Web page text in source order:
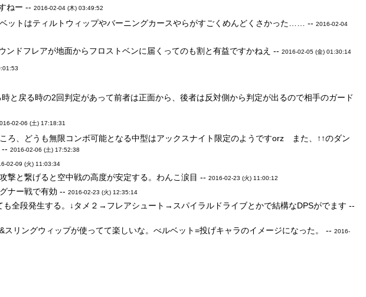
ねー --2016-02-04 (木) 03:49:52
ットはティルトウィップやバーニングカースやらがすごくめんどくさかった…… --2016-02-04
ンドフレアが地面からフロストベンに届くってのも割と有益ですかねえ --2016-02-05 (金) 01:30:14
と戻る時の2回判定があって前者は正面から、後者は反対側から判定が出るので相手のガード
02-06 (土) 17:18:31
ろ、どうも無限コンボ可能となる中型はアックスナイト限定のようですorz また、↑↑のダン
--2016-02-06 (土) 17:52:38
02-09 (火) 11:03:34
撃と繋げると空中戦の高度が安定する。わんこ涙目 --2016-02-23 (火) 11:00:12
ナー戦で有効 --2016-02-23 (火) 12:35:14
全段発生する。↓タメ２→フレアシュート→スパイラルドライブとかで結構なDPSがでます --
リングウィップが使ってて楽しいな。べルベット=投げキャラのイメージになった。 --2016-